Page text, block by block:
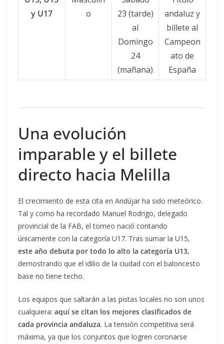
y U17
o
23 (tarde)
al
Domingo
24
(mañana)
andaluz y
billete al
Campeon
ato de
España
Una evolución
imparable y el billete
directo hacia Melilla
El crecimiento de esta cita en Andújar ha sido meteórico.
Tal y como ha recordado Manuel Rodrigo, delegado
provincial de la FAB, el torneo nació contando
únicamente con la categoría U17. Tras sumar la U15,
este año debuta por todo lo alto la categoría U13,
demostrando que el idilio de la ciudad con el baloncesto
base no tiene techo.
Los equipos que saltarán a las pistas locales no son unos
cualquiera: aquí se citan los mejores clasificados de
cada provincia andaluza. La tensión competitiva será
máxima, ya que los conjuntos que logren coronarse